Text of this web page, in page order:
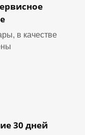
в качестве
30 дней